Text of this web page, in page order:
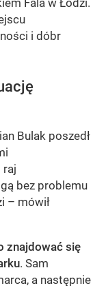
Fala w Łodzi.
i dóbr
Bulak poszedł
raj
bez problemu
– mówił
znajdować się
. Sam
a następnie